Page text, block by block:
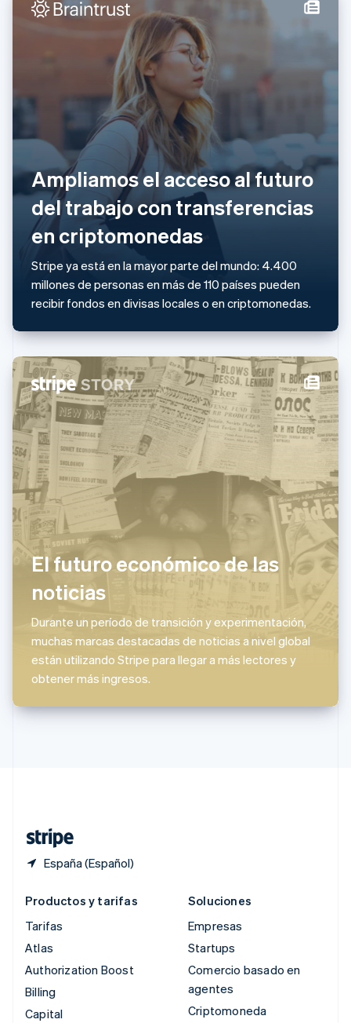
Ampliamos el acceso al futuro
del trabajo con transferencias
en criptomonedas
Stripe ya está en la mayor parte del mundo: 4.400
millones de personas en más de 110 países pueden
recibir fondos en divisas locales o en criptomonedas.
El futuro económico de las
noticias
Durante un período de transición y experimentación,
muchas marcas destacadas de noticias a nivel global
están utilizando Stripe para llegar a más lectores y
obtener más ingresos.
España (Español)
Grecia
English
Italia
Italiano
Japón
日本語 English
Letonia
English
Liechtenstein
Lituania
English
Luxemburgo
Malasia
Malta
English
México
Español English
Noruega
English
Nueva Zelanda
English
Países Bajos
Nederlands English
Polonia
English
Portugal
Português English
RAE de Hong Kong, China
Reino Unido
English
República Checa
English
Rumanía
Singapur
Productos y tarifas
Tarifas
Atlas
Authorization Boost
Billing
Capital
Soluciones
Empresas
Startups
Comercio basado en
agentes
Criptomoneda